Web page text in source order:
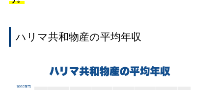
ハリマ共和物産の平均年収